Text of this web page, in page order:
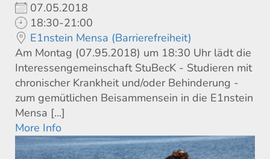
07.05.2018
18:30-21:00
E1nstein Mensa (Barrierefreiheit)
Am Montag (07.95.2018) um 18:30 Uhr lädt die
Interessengemeinschaft StuBecK - Studieren mit
chronischer Krankheit und/oder Behinderung -
zum gemütlichen Beisammensein in die E1nstein
Mensa [...]
More Info